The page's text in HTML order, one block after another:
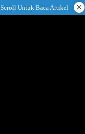
Scroll Untuk Baca Artikel ×